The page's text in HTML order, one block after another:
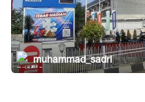
muhammad_sadri